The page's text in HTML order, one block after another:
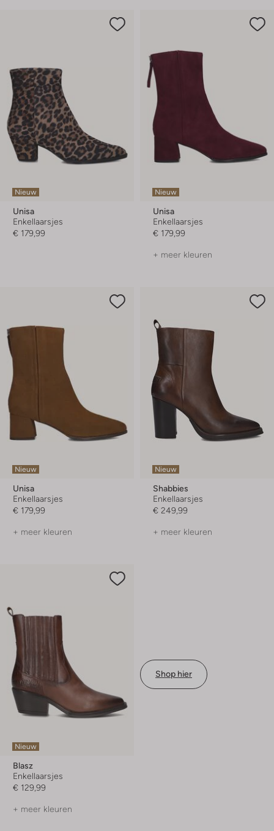
Nieuw
Unisa
Enkellaarsjes
€ 179,99
Nieuw
Unisa
Enkellaarsjes
€ 179,99
+ meer kleuren
Nieuw
Unisa
Enkellaarsjes
€ 179,99
+ meer kleuren
Nieuw
Shabbies
Enkellaarsjes
€ 249,99
+ meer kleuren
Nieuw
Blasz
Enkellaarsjes
€ 129,99
+ meer kleuren
Shop hier